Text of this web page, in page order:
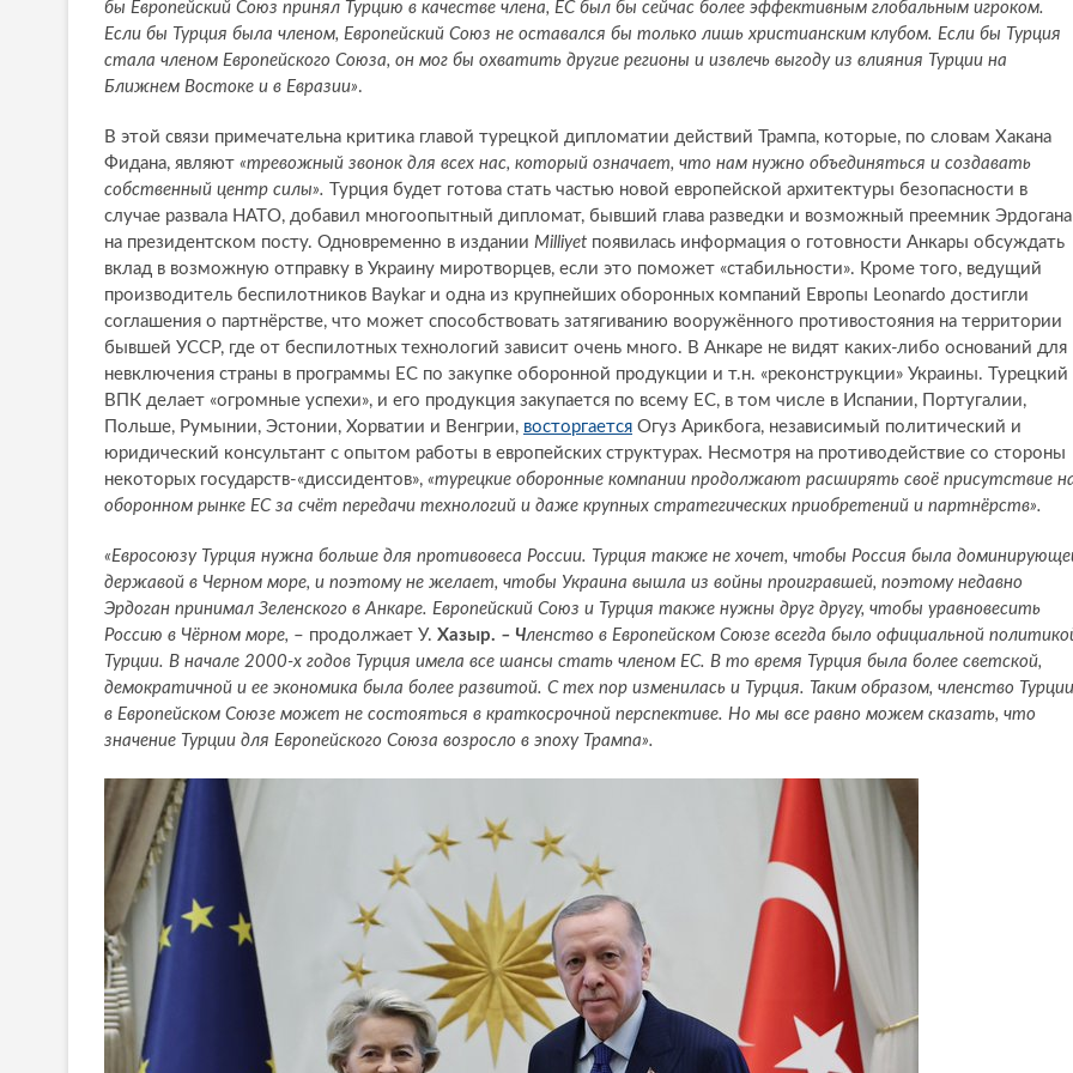
бы Европейский Союз принял Турцию в качестве члена, ЕС был бы сейчас более эффективным глобальным игроком.
Если бы Турция была членом, Европейский Союз не оставался бы только лишь христианским клубом. Если бы Турция
стала членом Европейского Союза, он мог бы охватить другие регионы и извлечь выгоду из влияния Турции на
Ближнем Востоке и в Евразии».
В этой связи примечательна критика главой турецкой дипломатии действий Трампа, которые, по словам Хакана
Фидана, являют «тревожный звонок для всех нас, который означает, что нам нужно объединяться и создавать
собственный центр силы».
Турция будет готова стать частью новой европейской архитектуры безопасности в
случае развала НАТО, добавил многоопытный дипломат, бывший глава разведки и возможный преемник Эрдогана
на президентском посту. Одновременно в издании Milliyet появилась информация о готовности Анкары обсуждать
вклад в возможную отправку в Украину миротворцев, если это поможет «стабильности». Кроме того, ведущий
производитель беспилотников Baykar и одна из крупнейших оборонных компаний Европы Leonardo достигли
соглашения о партнёрстве, что может способствовать затягиванию вооружённого противостояния на территории
бывшей УССР, где от беспилотных технологий зависит очень много. В Анкаре не видят каких-либо оснований для
невключения страны в программы ЕС по закупке оборонной продукции и т.н. «реконструкции» Украины. Турецкий
ВПК делает «огромные успехи», и его продукция закупается по всему ЕС, в том числе в Испании, Португалии,
Польше, Румынии, Эстонии, Хорватии и Венгрии, восторгается Огуз Арикбога, независимый политический и
юридический консультант с опытом работы в европейских структурах. Несмотря на противодействие со стороны
некоторых государств-«диссидентов», «турецкие оборонные компании продолжают расширять своё присутствие
оборонном рынке ЕС за счёт передачи технологий и даже крупных стратегических приобретений и партнёрств».
«Евросоюзу Турция нужна больше для противовеса России. Турция также не хочет, чтобы Россия была
державой в Черном море, и поэтому не желает, чтобы Украина вышла из войны проигравшей, поэтому недавно
Эрдоган принимал Зеленского в Анкаре. Европейский Союз и Турция также нужны друг другу, чтобы уравновесить
Россию в Чёрном море, – продолжает У. Хазыр. – Членство в Европейском Союзе всегда было официальной
Турции. В начале 2000-х годов Турция имела все шансы стать членом ЕС. В то время Турция была более светской,
демократичной и ее экономика была более развитой. С тех пор изменилась и Турция. Таким образом, членство Турции
в Европейском Союзе может не состояться в краткосрочной перспективе. Но мы все равно можем сказать, что
значение Турции для Европейского Союза возросло в эпоху Трампа».